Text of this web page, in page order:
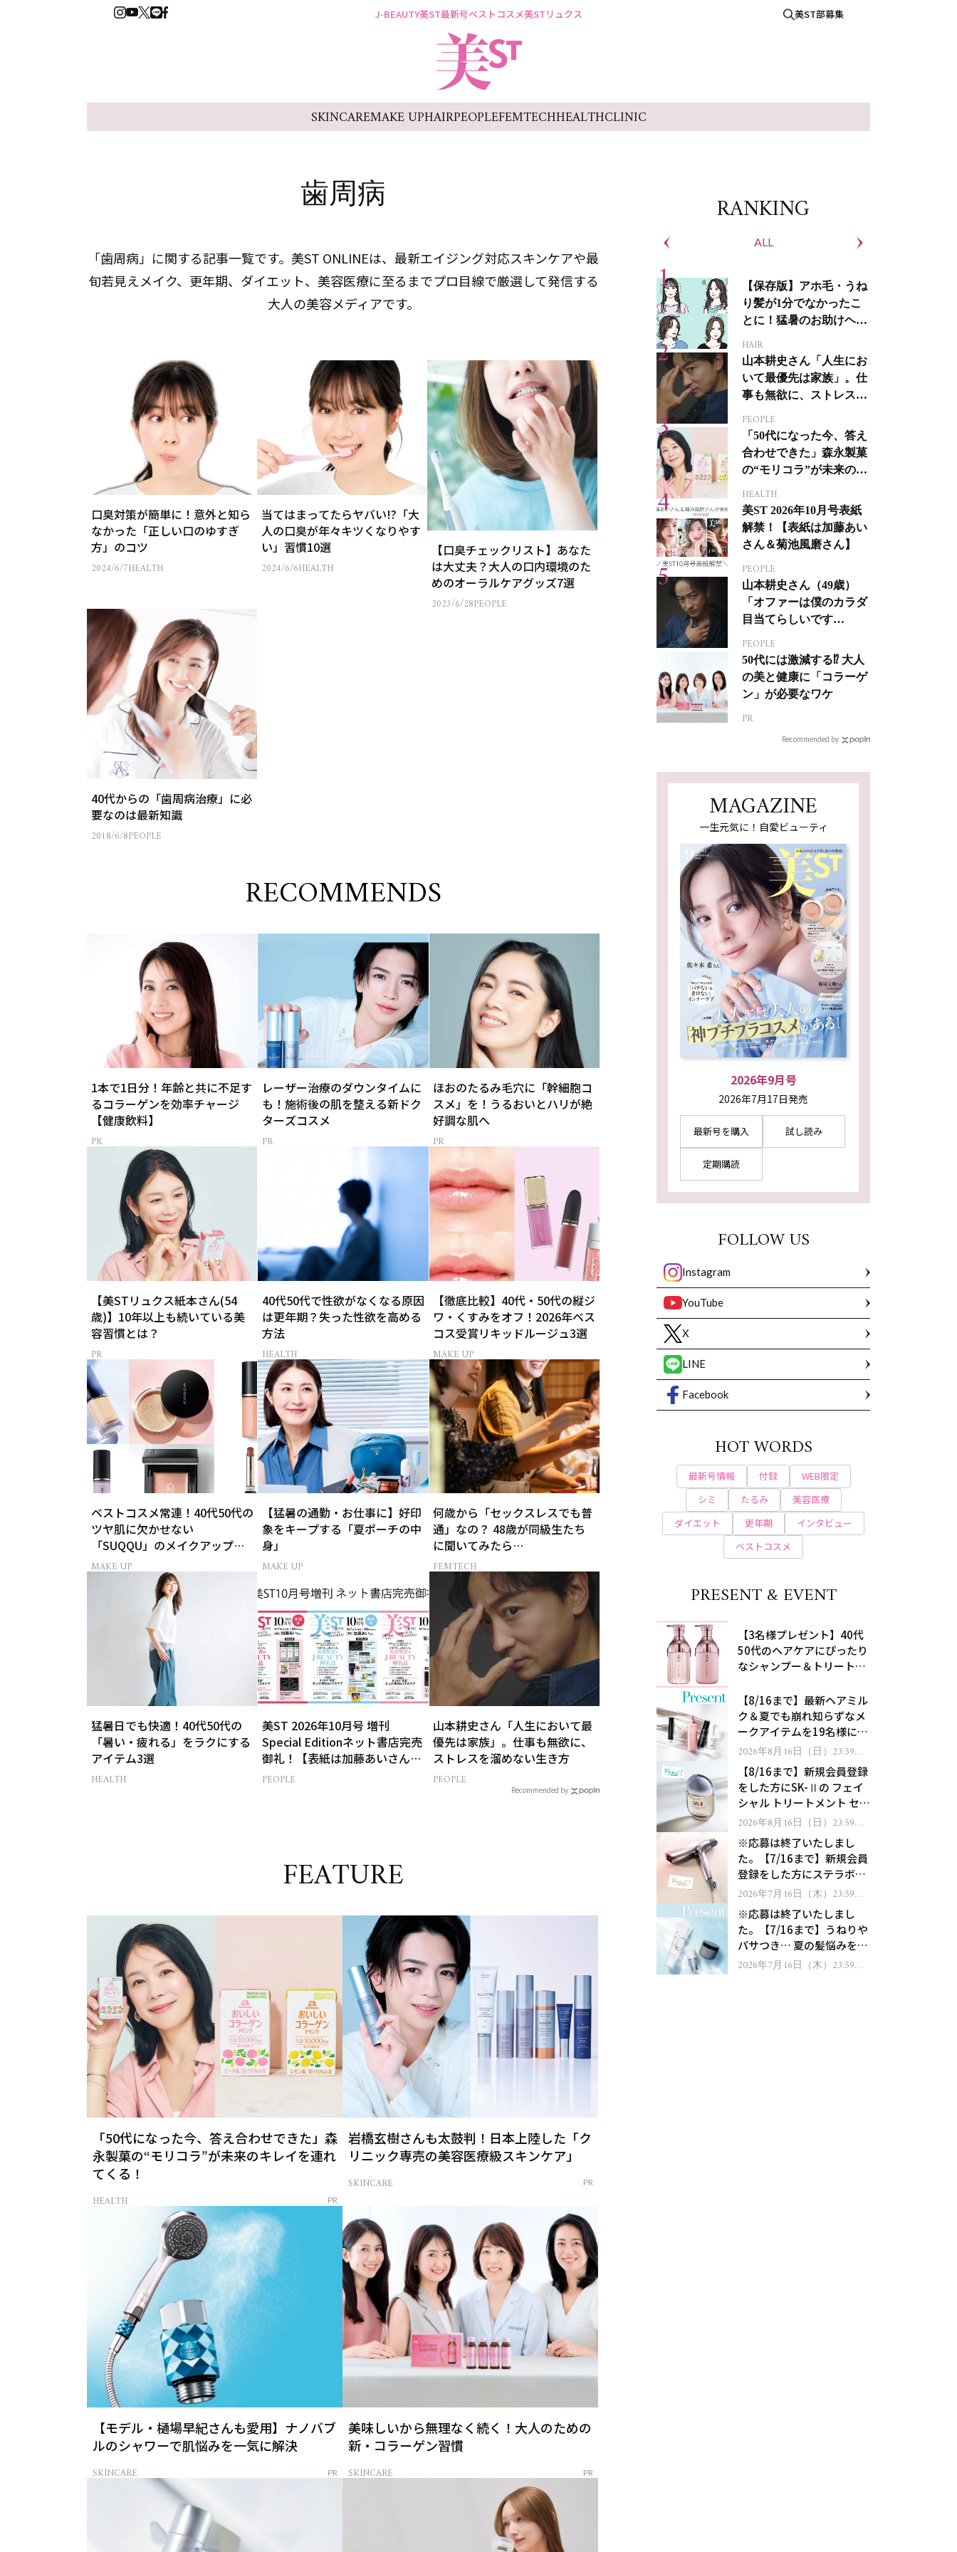
J-BEAUTY美ST最新号ベストコスメ美STリュクス 美ST部募集
SKINCAREMAKE UPHAIRPEOPLEFEMTECHHEALTHCLINIC
歯周病
「歯周病」に関する記事一覧です。美ST ONLINEは、最新エイジング対応スキンケアや最
旬若見えメイク、更年期、ダイエット、美容医療に至るまでプロ目線で厳選して発信する
大人の美容メディアです。
口臭対策が簡単に！意外と知ら
なかった「正しい口のゆすぎ
方」のコツ
2024/6/7HEALTH
当てはまってたらヤバい!?「大
人の口臭が年々キツくなりやす
い」習慣10選
2024/6/6HEALTH
【口臭チェックリスト】あなた
は大丈夫？大人の口内環境のた
めのオーラルケアグッズ7選
2023/6/28PEOPLE
40代からの「歯周病治療」に必
要なのは最新知識
2018/6/8PEOPLE
RECOMMENDS
1本で1日分！年齢と共に不足す
るコラーゲンを効率チャージ
【健康飲料】
レーザー治療のダウンタイムに
も！施術後の肌を整える新ドク
ターズコスメ
ほおのたるみ毛穴に「幹細胞コ
スメ」を！うるおいとハリが絶
好調な肌へ
【美STリュクス紙本さん(54
歳)】10年以上も続いている美
容習慣とは？
40代50代で性欲がなくなる原因
は更年期？失った性欲を高める
方法
HEALTH
【徹底比較】40代・50代の縦ジ
ワ・くすみをオフ！2026年ベス
コス受賞リキッドルージュ3選
MAKE UP
ベストコスメ常連！40代50代の
ツヤ肌に欠かせない
「SUQQU」のメイクアップ受
賞アイテム7選
MAKE UP
【猛暑の通勤・お仕事に】好印
象をキープする「夏ポーチの中
身」
MAKE UP
何歳から「セックスレスでも普
通」なの？ 48歳が同級生たち
に聞いてみたら…
FEMTECH
猛暑日でも快適！40代50代の
「暑い・疲れる」をラクにする
アイテム3選
HEALTH
美ST 2026年10月号 増刊
Special Editionネット書店完売
御礼！【表紙は加藤あいさん＆
菊池風磨さん】
PEOPLE
山本耕史さん「人生において最
優先は家族」。仕事も無欲に、
ストレスを溜めない生き方
PEOPLE
Recommended by
FEATURE
「50代になった今、答え合わせできた」森
永製菓の“モリコラ”が未来のキレイを連れ
てくる！
HEALTH PR
岩橋玄樹さんも太鼓判！日本上陸した「ク
リニック専売の美容医療級スキンケア」
SKINCARE PR
【モデル・樋場早紀さんも愛用】ナノバブ
ルのシャワーで肌悩みを一気に解決
SKINCARE PR
美味しいから無理なく続く！大人のための
新・コラーゲン習慣
SKINCARE PR
RANKING
ALL
【保存版】アホ毛・うね
り髪が1分でなかったこ
とに！猛暑のお助けヘア
HAIR
山本耕史さん「人生にお
いて最優先は家族」。仕
事も無欲に、ストレスを
PEOPLE
「50代になった今、答え
合わせできた」森永製菓
の“モリコラ”が未来のキ
HEALTH
美ST 2026年10月号表紙
解禁！【表紙は加藤あい
さん＆菊池風磨さん】
PEOPLE
山本耕史さん（49歳）
「オファーは僕のカラダ
目当てらしいです
ジカルへの挑戦
PEOPLE
50代には激減する⁉ 大人
の美と健康に「コラーゲ
ン」が必要なワケ
PR
Recommended by
MAGAZINE
一生元気に！自愛ビューティ
2026年9月号
2026年7月17日発売
最新号を購入 試し読み
定期購読
FOLLOW US
Instagram
YouTube
X
LINE
Facebook
HOT WORDS
最新号情報 付録
WEB限定
シミ
たるみ
美容医療
ダイエット
更年期
インタビュー
ベストコスメ
PRESENT & EVENT
【3名様プレゼント】40代
50代のヘアケアにぴったり
なシャンプー＆トリートメ
処！
【8/16まで】最新ヘアミル
ク＆夏でも崩れ知らずなメ
ークアイテムを19名様にプ
レゼント！
2026年8月16日（日）23:59ま
で【8/16まで】新規会員登録
をした方にSK-Ⅱの フェイ
シャル トリートメント セラ
ムをプレゼント！
2026年8月16日（日）23:59ま
※応募は終了いたしまし
た。【7/16まで】新規会員
登録をした方にステラボー
テのシャインリバース ヘア
ゼント！
2026年7月16日（木）23:59ま
※応募は終了いたしまし
た。【7/16まで】うねりや
パサつき… 夏の髪悩みを解
消するヘアケアアイテムを
2026年7月16日（木）23:59ま